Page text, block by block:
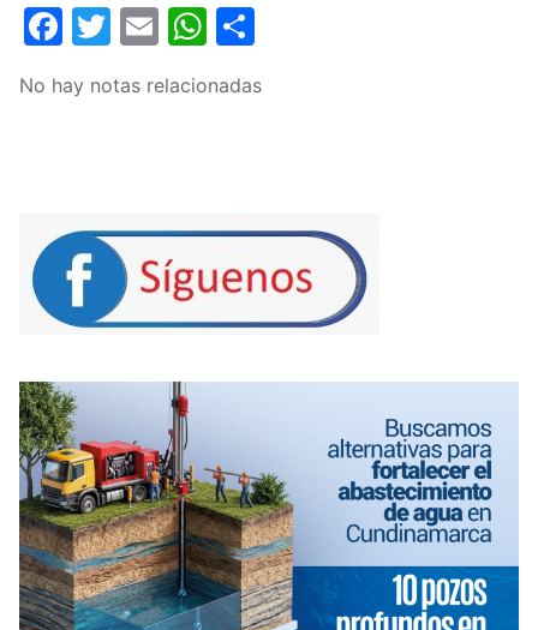
Facebook
Twitter
EmailWhatsApp
No hay notas relacionadas